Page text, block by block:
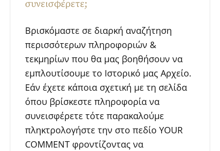
συνεισφέρετε;
Βρισκόμαστε σε διαρκή αναζήτηση
περισσότερων πληροφοριών &
τεκμηρίων που θα μας βοηθήσουν να
εμπλουτίσουμε το Ιστορικό μας Αρχείο.
Εάν έχετε κάποια σχετική με τη σελίδα
όπου βρίσκεστε πληροφορία να
συνεισφέρετε τότε παρακαλούμε
πληκτρολογήστε την στο πεδίο YOUR
COMMENT φροντίζοντας να